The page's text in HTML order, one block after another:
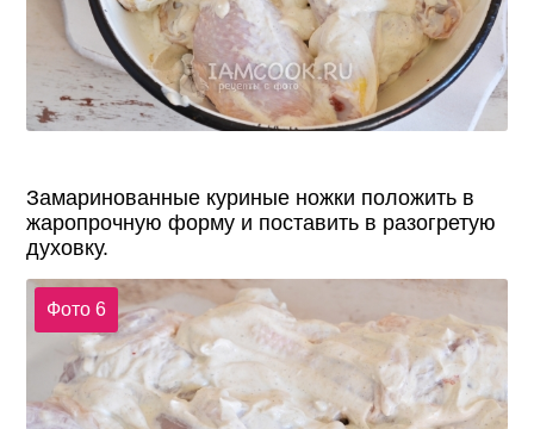
Замаринованные куриные ножки положить в
жаропрочную форму и поставить в разогретую
духовку.
Фото 6